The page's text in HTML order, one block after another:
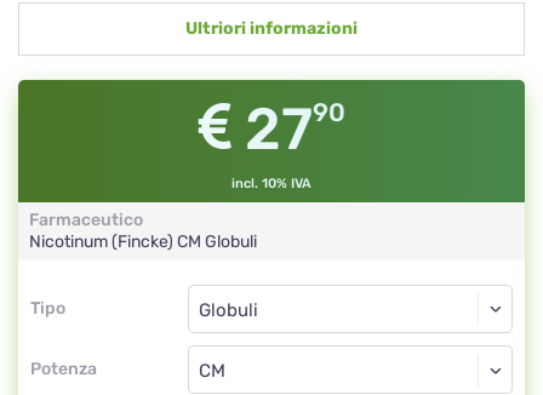
Ultriori informazioni
2790
incl. 10% IVA
Farmaceutico
Nicotinum (Fincke) CM Globuli
Tipo
Tipo
Potenza
Globuli
CM